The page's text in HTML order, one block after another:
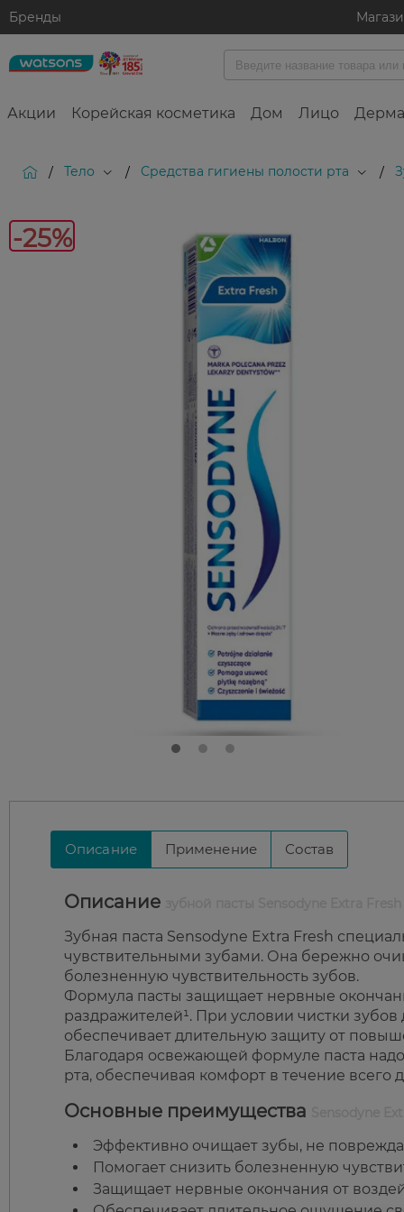
Бренды
Акции Корейская косметика Дом Лицо
/ Тело / Средства гигиены полости рта /
-25%
Описание Применение Состав
Описание
Зубная паста Sensodyne Extra Fresh
чувствительными зубами. Она бережно
болезненную чувствительность зубов.
Формула пасты защищает нервные
раздражителей¹. При условии чистки зубов
обеспечивает длительную защиту от
Благодаря освежающей формуле паста
рта, обеспечивая комфорт в течение всего
Основные преимущества
Эффективно очищает зубы, не
Помогает снизить болезненную
Защищает нервные окончания от